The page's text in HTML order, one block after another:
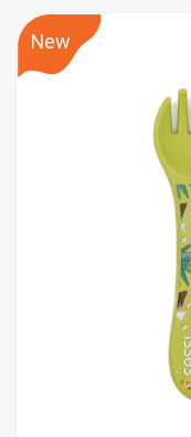
New